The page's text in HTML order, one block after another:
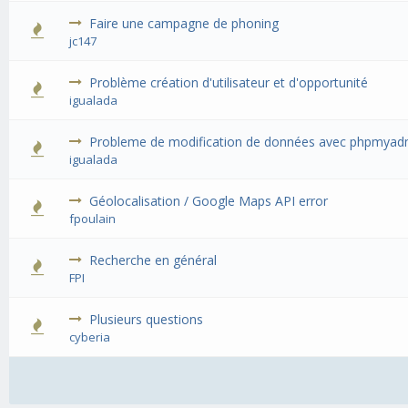
Faire une campagne de phoning
jc147
Problème création d'utilisateur et d'opportunité
igualada
Probleme de modification de données avec
igualada
Géolocalisation / Google Maps API error
fpoulain
Recherche en général
FPI
Plusieurs questions
cyberia